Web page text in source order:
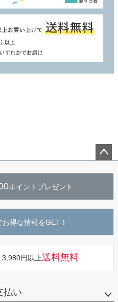
へ
ポイントプレゼント
お得な情報をGET！
3,980円以上送料無料
払い